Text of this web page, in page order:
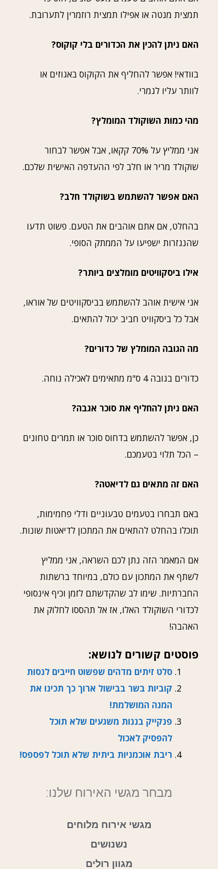
תמצית מנטה או אפילו תמצית רוזמרין לתערובת.
האם ניתן להכין את הכדורים בלי קוקוס?
בוודאי! אפשר להחליף את הקוקוס באגוזים או
לוותר עליו לגמרי.
מהי כמות השוקולד המומלץ?
אני ממליץ על 70% קקאו, אבל אפשר לבחור
שוקולד מריר או חלב לפי ההעדפה האישית שלכם.
האם אפשר להשתמש בשוקולד חלב?
בהחלט, אם אתם אוהבים את הטעם. פשוט תדעו
שהנגזרות ישפיעו על הממתק הסופי.
אילו ביסקוויטים מומלצים ביותר?
אני אישית אוהב להשתמש בביסקוויטים של אוראו,
אבל כל ביסקוויט חביב יכול להתאים.
מה הגובה המומלץ של כדורים?
כדורים בגובה 4 ס"מ מתאימים לאכילה נוחה.
האם ניתן להחליף את סוכר אגבה?
כן, אפשר להשתמש בדחוס סוכר או תמרים טחונים
– הכל תלוי בטעמכם.
האם זה מתאים גם לדיאטה?
באם תבחרו בטעמים טבעוניים ודלי פחמימות,
תוכלו בהחלט להתאים את המתכון לדיאטות שונות.
אם המאמר הזה נתן לכם השראה, אני ממליץ
לשתף את המתכון עם כולם, במיוחד ברשתות
החברתיות. שימו לב שהקדשתם לזמן וכיף אינסופי
לכדורי השוקולד האלו, אז אל תהססו לחלוק את
האהבה!
פוסטים קשורים לנושא:
סלט זיתים מדהים שפשוט חייבים לנסות
קוביות בשר בבישול ארוך כך תכינו את
המנה המושלמת!
פנקייק בננות משגעים שלא תוכל
להפסיק לאכול
ריבת אוכמניות ביתית שלא תוכל לפספס!
מבחר מגשי האירוח שלנו:
מגשי אירוח מלוחים
נשנושים
מגוון רולים